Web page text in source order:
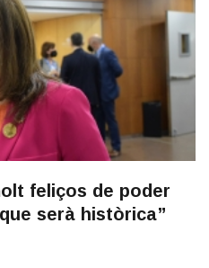
feliços de poder
serà històrica”